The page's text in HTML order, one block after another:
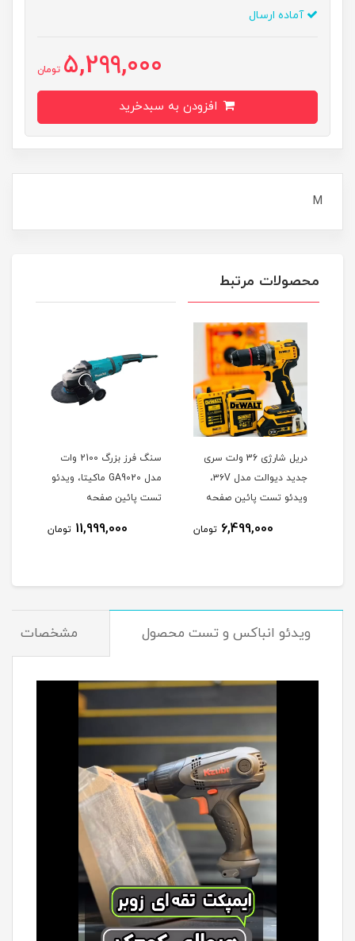
آماده ارسال
5,299,000 تومان
M
محصولات مرتبط
دریل شارژی 36 ولت سری
جدید دیوالت مدل ۳۶V،
ویدئو تست پائین صفحه
6,499,000 تومان
سنگ فرز بزرگ 2100 وات
مدل GA9020 ماکیتا، ویدئو
تست پائین صفحه
11,999,000 تومان
ویدئو انباکس و تست محصول مشخصات